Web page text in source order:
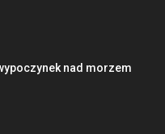
nad morzem